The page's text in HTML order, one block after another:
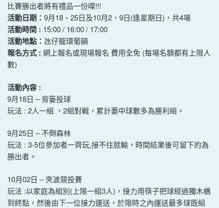
比賽勝出者將有禮品一份㗎!!!
活動日期： 9月18、25日及10月2、9日(逢星期日)，共4場
活動時間 : 15:00 / 16:00 / 17:00
活動地點： 氹仔龍環葡韻
報名方式 : 網上報名或現場報名 費用全免 (每場名額都有上限人
數)
活動內容 :
9月18日 – 背篓投球
玩法 : 2人一組 ，2組對戰，累計蒌中球數多為勝利組。
9月25日 – 不倒森林
玩法 : 3-5位參加者一齊玩,接不住就輸，時間結果後可留下的為
勝出者。
10月02日 – 夾波競投賽
玩法 :以家庭為組別(上限一組3人)，接力用筷子把球經過獨木橋
到終點，然後由下一位接力運送，於限時之內運送最多球既組